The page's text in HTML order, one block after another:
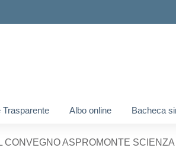
Albo online Bacheca
CONVEGNO ASPROMONTE